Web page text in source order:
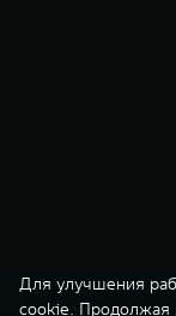
Для улучшения
cookie. Продолжая